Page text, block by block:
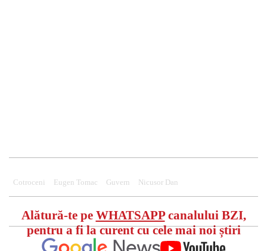
Cotroceni Eugen Tomac Guvern Nicusor Dan
Alătură-te pe WHATSAPPcanalului BZI,
pentru a fi la curent cu cele mai noi știri